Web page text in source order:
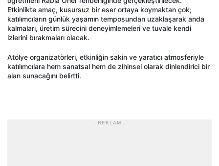
Etkinlikte amaç, kusursuz bir eser ortaya koymaktan çok;
katılımcıların günlük yaşamın temposundan uzaklaşarak anda
kalmaları, üretim sürecini deneyimlemeleri ve tuvale kendi
izlerini bırakmaları olacak.
Atölye organizatörleri, etkinliğin sakin ve yaratıcı atmosferiyle
katılımcılara hem sanatsal hem de zihinsel olarak dinlendirici bir
alan sunacağını belirtti.
- REKLAM -